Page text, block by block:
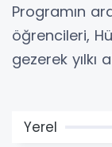
Programın
öğrencileri,
gezerek yılkı
Yerel